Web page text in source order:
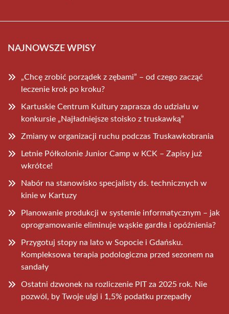
NAJNOWSZE WPISY
„Chcę zrobić porządek z zębami” – od czego zacząć
leczenie krok po kroku?
Kartuskie Centrum Kultury zaprasza do udziału w
konkursie „Najładniejsze stoisko z truskawką”
Zmiany w organizacji ruchu podczas Truskawkobrania
Letnie Półkolonie Junior Camp w KCK – Zapisy już
wkrótce!
Nabór na stanowisko specjalisty ds. technicznych w
kinie w Kartuzy
Planowanie produkcji w systemie informatycznym – jak
oprogramowanie eliminuje wąskie gardła i opóźnienia?
Przygotuj stopy na lato w Sopocie i Gdańsku.
Kompleksowa terapia podologiczna przed sezonem na
sandały
Ostatni dzwonek na rozliczenie PIT za 2025 rok. Nie
pozwól, by Twoje ulgi i 1,5% podatku przepadły